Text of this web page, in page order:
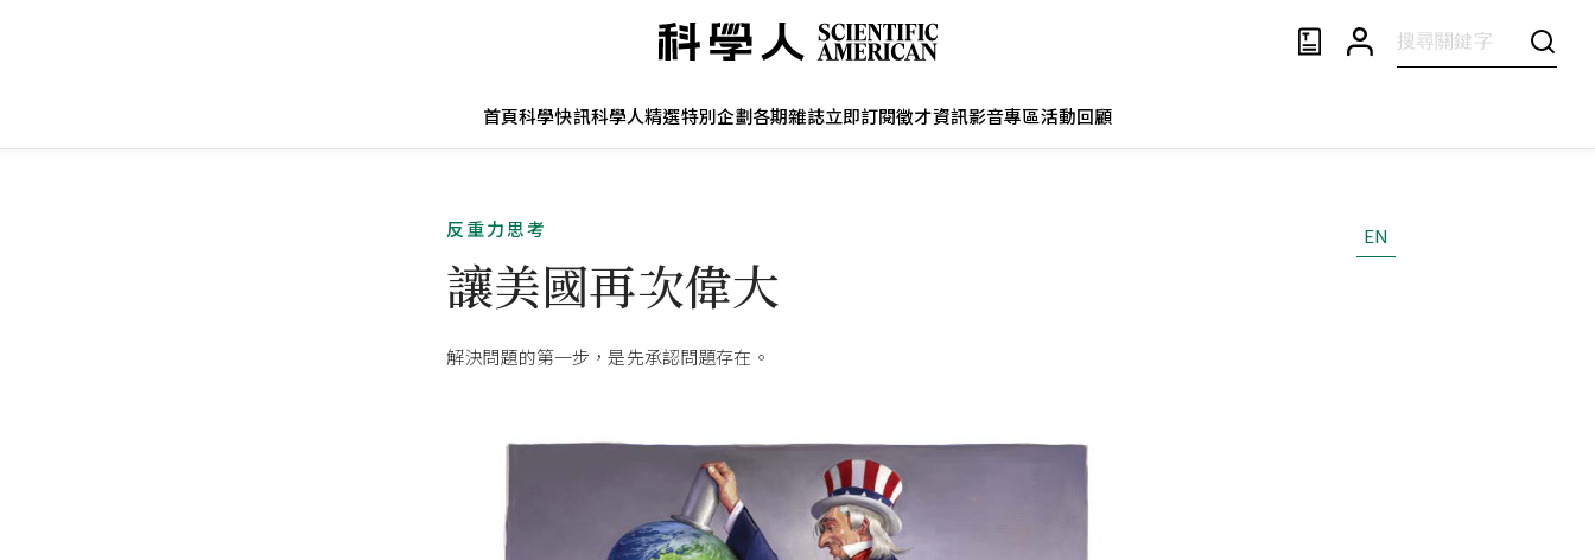
首頁科學快訊科學人精選特別企劃各期雜誌立即訂閱徵才資訊影音專區活動回顧
反重力思考
讓美國再次偉大
解決問題的第一步，是先承認問題存在。
EN